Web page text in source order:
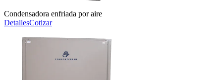
Condensadora enfriada por aire
DetallesCotizar